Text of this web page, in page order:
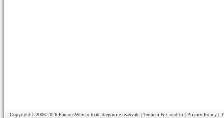
Copyright ©2006-2026 FamousWhy.ro toate drepturile rezervate | Termeni & Conditii | Privacy Policy |